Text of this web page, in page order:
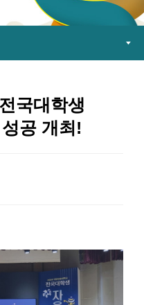
국대학생
공 개최!